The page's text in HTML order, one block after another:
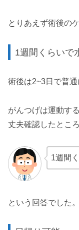
とりあえず術後の
1週間くらいで
術後は2~3日で普通
がんつげは運動す
丈夫確認したところ
1週間
という回答でした。